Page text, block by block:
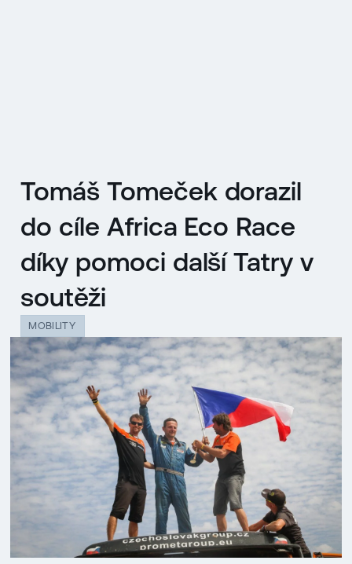
Tomáš Tomeček dorazil
do cíle Africa Eco Race
díky pomoci další Tatry v
soutěži
MOBILITY